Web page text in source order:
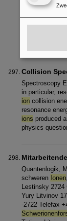
Diese News
Großraum
die
Collision
Spectroscopy
in particular,
ion collision
resonance
ions produced
physics
Mitarbeitende
Quantenlogik,
schweren Ionen
Lestinsky 2724
Yury Litvinov
-2722 Telefax